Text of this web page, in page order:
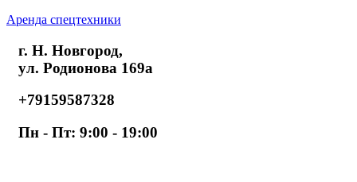
Аренда спецтехники
г. Н. Новгород,
ул. Родионова 169а
+79159587328
Пн - Пт: 9:00 - 19:00